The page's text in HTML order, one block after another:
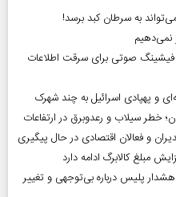
به سرطان کبد برسد!
نمی‌دهیم
صوتی برای سرقت اطلاعات
و پهپادی اسرائیل به چند شهرک
و فعالان اقتصادی در حال پیگیری
مبلغ کالابرگ ادامه دارد
هشدار پلیس درباره بی‌توجهی و تغییر